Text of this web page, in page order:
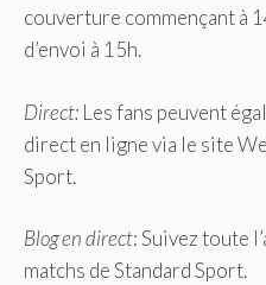
couverture commençant à
d’envoi à 15h.
Direct: Les fans peuvent
direct en ligne via le site
Sport.
Blog en direct: Suivez toute
matchs de Standard Sport.